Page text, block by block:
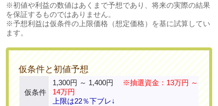
※初値や利益の数値はあくまで予想であり、将来の実際の結果
を保証するものではありません。
※予想利益は仮条件の上限価格（想定価格）を基に試算してい
ます。
仮条件と初値予想
仮条件
1,300円 ～ 1,400円
※抽選資金：13万円 ～
14万円
上限は22％下ブレ↓